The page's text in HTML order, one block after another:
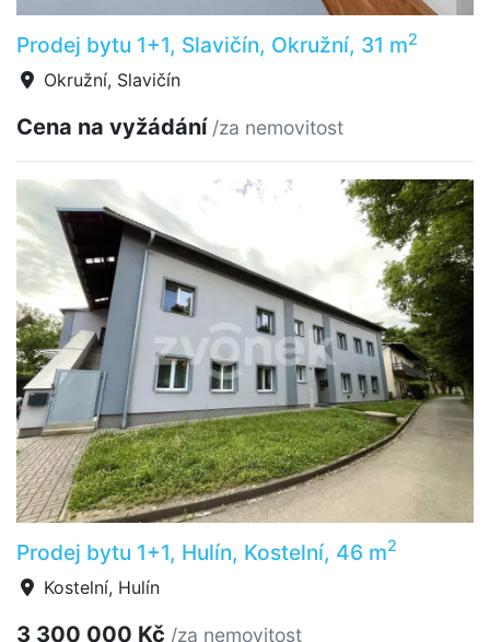
Prodej bytu 1+1, Slavičín, Okružní, 31 m2
Okružní, Slavičín
Cena na vyžádání /za nemovitost
Prodej bytu 1+1, Hulín, Kostelní, 46 m2
Kostelní, Hulín
3 300 000 Kč /za nemovitost